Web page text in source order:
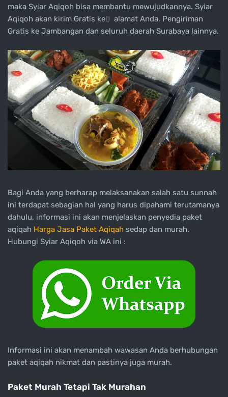
maka Syiar Aqiqoh bisa membantu mewujudkannya. Syiar
Aqiqoh akan kirim Gratis ke ِ alamat Anda. Pengiriman
Gratis ke Jambangan dan seluruh daerah Surabaya lainnya.
Bagi Anda yang berharap melaksanakan salah satu sunnah
ini terdapat sebagian hal yang harus dipahami terutamanya
dahulu, informasi ini akan menjelaskan penyedia paket
aqiqah Harga Jasa Paket Aqiqah sedap dan murah.
Hubungi Syiar Aqiqoh via WA ini :
Informasi ini akan menambah wawasan Anda berhubungan
paket aqiqah nikmat dan pastinya juga murah.
Paket Murah Tetapi Tak Murahan